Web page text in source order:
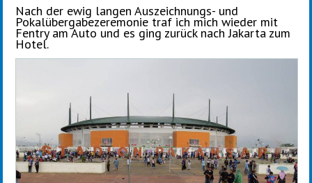
Nach der ewig langen Auszeichnungs- und
Pokalübergabezeremonie traf ich mich wieder mit
Fentry am Auto und es ging zurück nach Jakarta zum
Hotel.